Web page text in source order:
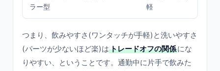
ラー型
軽
つまり、飲みやすさ(ワンタッチが手軽)と洗いやすさ
(パーツが少ないほど楽)はトレードオフの関係にな
りやすい、ということです。通勤中に片手で飲みた